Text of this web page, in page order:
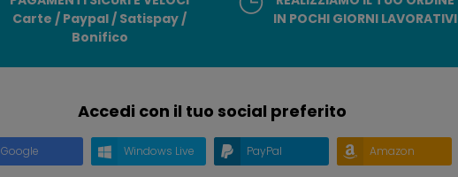
Carte / Paypal / Satispay /
Bonifico
IN POCHI GIORNI LAVORATIVI
Accedi con il tuo social preferito
Google Windows Live PayPal Amazon